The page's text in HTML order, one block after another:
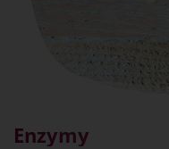
Enzymy